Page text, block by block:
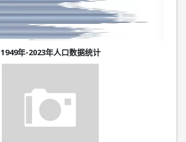
1949年-2023年人口数据统计